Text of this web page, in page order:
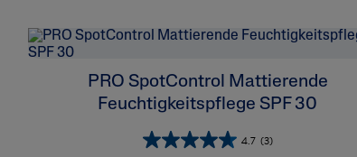
PRO SpotControl Mattierende
Feuchtigkeitspflege SPF 30
4.7 (3)